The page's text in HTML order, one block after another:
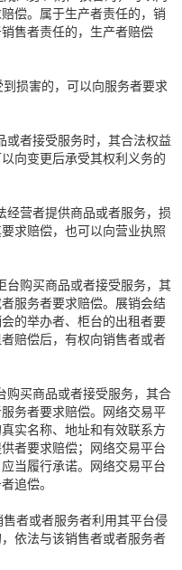
偿。属于生产者责任的，销
售者责任的，生产者赔偿
损害的，可以向服务者要求
者接受服务时，其合法权益
向变更后承受其权利义务的
营者提供商品或者服务，损
求赔偿，也可以向营业执照
购买商品或者接受服务，其
服务者要求赔偿。展销会结
的举办者、柜台的出租者要
赔偿后，有权向销售者或者
买商品或者接受服务，其合
务者要求赔偿。网络交易平
实名称、地址和有效联系方
者要求赔偿；网络交易平台
当履行承诺。网络交易平台
追偿。
者或者服务者利用其平台侵
依法与该销售者或者服务者